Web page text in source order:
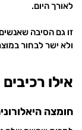
לאורך היום.
זו גם הסיבה
ולא ישר לבחור
אילו
חומצה